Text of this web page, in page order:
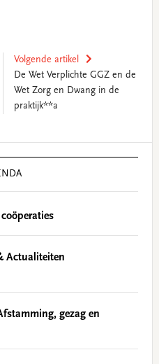
Volgende artikel
De Wet Verplichte GGZ en de
Wet Zorg en Dwang in de
praktijk**a
Actualiteiten
gezag en